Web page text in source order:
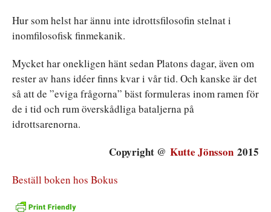
Hur som helst har ännu inte idrottsfilosofin stelnat i
inomfilosofisk finmekanik.
Mycket har onekligen hänt sedan Platons dagar, även om
rester av hans idéer finns kvar i vår tid. Och kanske är det
så att de ”eviga frågorna” bäst formuleras inom ramen för
de i tid och rum överskådliga bataljerna på
idrottsarenorna.
Copyright @ Kutte Jönsson 2015
Beställ boken hos Bokus